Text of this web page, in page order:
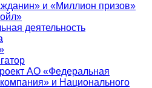
и «Миллион призов»
деятельность
АО «Федеральная
и Национального